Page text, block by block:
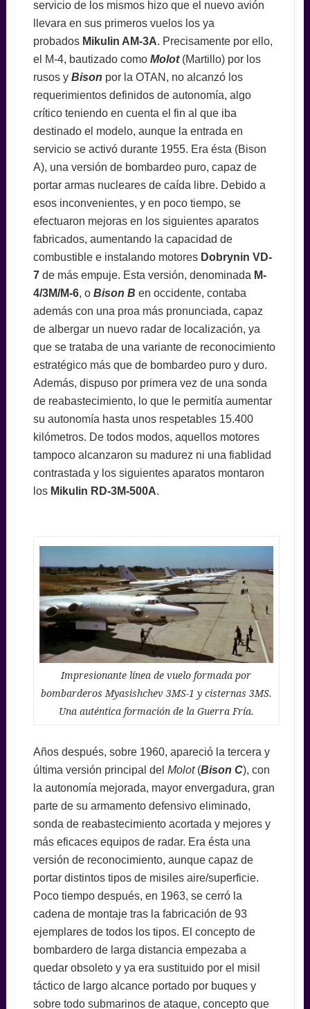
servicio de los mismos hizo que el nuevo avión
llevara en sus primeros vuelos los ya
probados Mikulin AM-3A. Precisamente por ello,
el M-4, bautizado como Molot(Martillo) por los
rusos y Bison por la OTAN, no alcanzó los
requerimientos definidos de autonomía, algo
crítico teniendo en cuenta el fin al que iba
destinado el modelo, aunque la entrada en
servicio se activó durante 1955. Era ésta (Bison
A), una versión de bombardeo puro, capaz de
portar armas nucleares de caída libre. Debido a
esos inconvenientes, y en poco tiempo, se
efectuaron mejoras en los siguientes aparatos
fabricados, aumentando la capacidad de
combustible e instalando motores Dobrynin VD-
7de más empuje. Esta versión, denominada M-
4/3M/M-6, o Bison B en occidente, contaba
además con una proa más pronunciada, capaz
de albergar un nuevo radar de localización, ya
que se trataba de una variante de reconocimiento
estratégico más que de bombardeo puro y duro.
Además, dispuso por primera vez de una sonda
de reabastecimiento, lo que le permitía aumentar
su autonomía hasta unos respetables 15.400
kilómetros. De todos modos, aquellos motores
tampoco alcanzaron su madurez ni una fiablidad
contrastada y los siguientes aparatos montaron
los Mikulin RD-3M-500A.
Impresionante línea de vuelo formada por
bombarderos Myasishchev 3MS-1 y cisternas 3MS.
Una auténtica formación de la Guerra Fría.
Años después, sobre 1960, apareció la tercera y
última versión principal del Molot(Bison C), con
la autonomía mejorada, mayor envergadura, gran
parte de su armamento defensivo eliminado,
sonda de reabastecimiento acortada y mejores y
más eficaces equipos de radar. Era ésta una
versión de reconocimiento, aunque capaz de
portar distintos tipos de misiles aire/superficie.
Poco tiempo después, en 1963, se cerró la
cadena de montaje tras la fabricación de 93
ejemplares de todos los tipos. El concepto de
bombardero de larga distancia empezaba a
quedar obsoleto y ya era sustituido por el misil
táctico de largo alcance portado por buques y
sobre todo submarinos de ataque, concepto que